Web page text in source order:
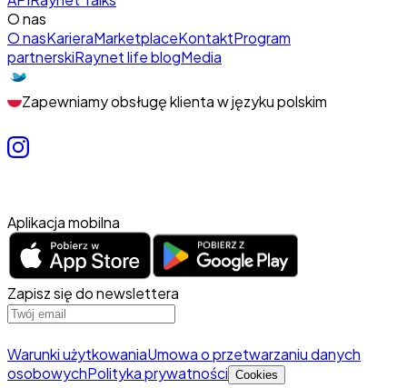
O nas
O nasKarieraMarketplaceKontaktProgram
partnerskiRaynet life blogMedia
Zapewniamy obsługę klienta w języku polskim
Aplikacja mobilna
Zapisz się do newslettera
Warunki użytkowaniaUmowa o przetwarzaniu danych
osobowychPolityka prywatności Cookies